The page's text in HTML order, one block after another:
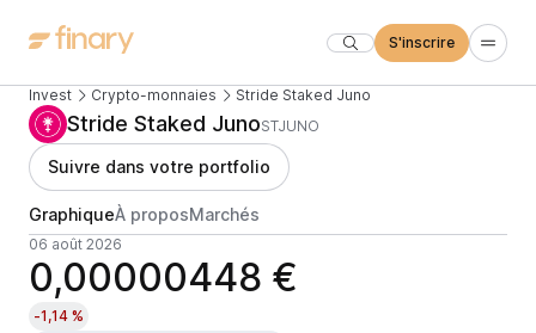
S'inscrire
Invest Crypto-monnaies Stride Staked Juno
Stride Staked JunoSTJUNO
Suivre dans votre portfolio
GraphiqueÀ proposMarchés
06 août 2026
0,00000448 €
-1,14 %